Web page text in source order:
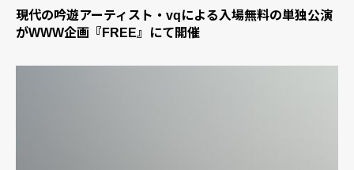
現代の吟遊アーティスト・vqによる入場無料の単独公演
がWWW企画『FREE』にて開催